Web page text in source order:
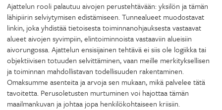
Ajattelun rooli palautuu aivojen perustehtävään: yksilön ja tämän
lähipiirin selviytymisen edistämiseen. Tunnealueet muodostavat
linkin, joka yhdistää tietoisesta toiminnanohjauksesta vastaavat
alueet aivojen syvimpiin, elintoiminnoista vastaaviin alueisiin
aivorungossa. Ajattelun ensisijainen tehtävä ei siis ole logiikka tai
objektiivisen totuuden selvittäminen, vaan meille merkityksellisen
ja toiminnan mahdollistavan todellisuuden rakentaminen.
Omaksumme asenteita ja arvoja sen mukaan, mikä palvelee tätä
tavoitetta. Perusoletusten murtuminen voi hajottaa tämän
maailmankuvan ja johtaa jopa henkilökohtaiseen kriisiin.